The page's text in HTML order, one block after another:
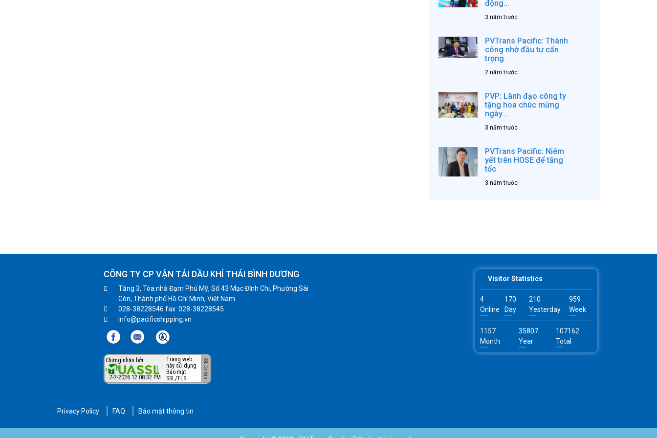
động...
3 năm trước
PVTrans Pacific: Thành
công nhờ đầu tư cẩn
trọng
2 năm trước
PVP: Lãnh đạo công ty
tặng hoa chúc mừng
ngày...
3 năm trước
PVTrans Pacific: Niêm
yết trên HOSE để tăng
tốc
3 năm trước
CÔNG TY CP VẬN TẢI DẦU KHÍ THÁI BÌNH DƯƠNG
Tầng 3, Tòa nhà Đạm Phú Mỹ, Số 43 Mạc Đĩnh Chi, Phường Sài
Gòn, Thành phố Hồ Chí Minh, Việt Nam
028-38228546 fax: 028-38228545
info@pacificshipping.vn
Chứng nhận bởi
7-7-2026 12:08:32 PM
Trang web
này sử dụng
Bảo mật
SSL/TLS
Visitor Statistics
4
Online
170
Day
210
Yesterday
959
Week
1157
Month
35807
Year
107162
Total
Privacy Policy FAQ Bảo mật thông tin